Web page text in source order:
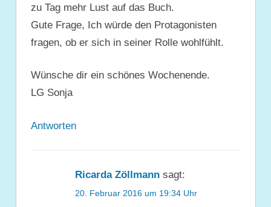
zu Tag mehr Lust auf das Buch.
Gute Frage, Ich würde den Protagonisten
fragen, ob er sich in seiner Rolle wohlfühlt.
Wünsche dir ein schönes Wochenende.
LG Sonja
Antworten
Ricarda Zöllmann sagt:
20. Februar 2016 um 19:34 Uhr